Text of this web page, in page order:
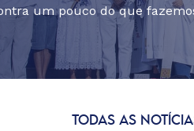
um pouco do que
TODAS AS